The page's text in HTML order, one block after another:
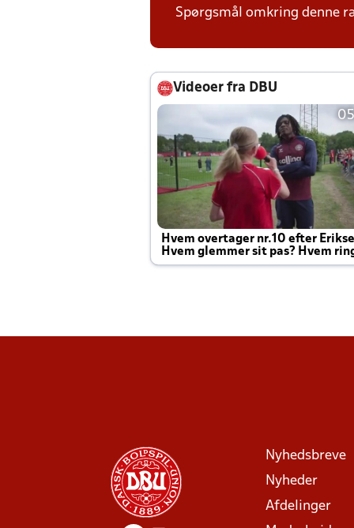
Spørgsmål omkring denne
Videoer fra DBU
Hvem overtager nr.10 efter
Hvem glemmer sit pas? Hvem
Joachim altid til efter kampe?
Nyhedsbreve
Nyheder
Afdelinger